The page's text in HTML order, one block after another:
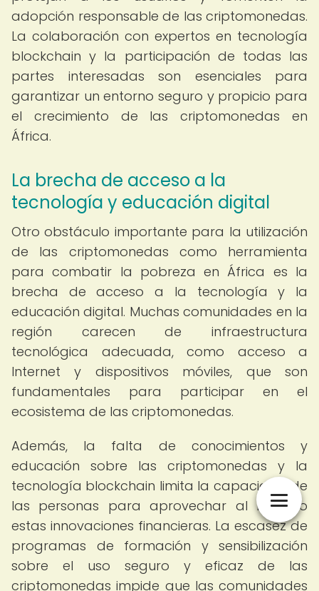
adopción responsable de las criptomonedas.
La colaboración con expertos en tecnología
blockchain y la participación de todas las
partes interesadas son esenciales para
garantizar un entorno seguro y propicio para
el crecimiento de las criptomonedas en
África.
La brecha de acceso a la
tecnología y educación digital
Otro obstáculo importante para la utilización
de las criptomonedas como herramienta
para combatir la pobreza en África es la
brecha de acceso a la tecnología y la
educación digital. Muchas comunidades en la
región carecen de infraestructura
tecnológica adecuada, como acceso a
Internet y dispositivos móviles, que son
fundamentales para participar en el
ecosistema de las criptomonedas.
Además, la falta de conocimientos y
educación sobre las criptomonedas y la
tecnología blockchain limita la capacidad de
las personas para aprovechar al máximo
estas innovaciones financieras. La escasez de
programas de formación y sensibilización
sobre el uso seguro y eficaz de las
criptomonedas impide que las comunidades